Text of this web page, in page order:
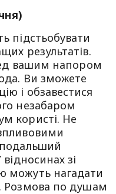
підстьобувати
результатів.
вашим напором
Ви зможете
і обзавестися
незабаром
користі. Не
зі
можуть нагадати
Розмова по душам